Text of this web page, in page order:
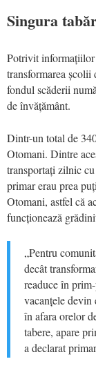
Singura
Potrivit
transformarea
fondul scăderii
de învățământ.
Dintr-un total de
Otomani. Dintre
transportați zilnic
primar erau prea
Otomani, astfel că
funcționează
„Pentru
decât
readuce în
vacanțele devin
în afara orelor
tabere, apare
a declarat